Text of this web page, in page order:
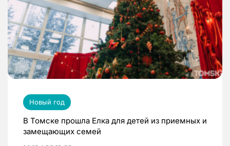
Новый год
В Томске прошла Елка для детей из приемных и
замещающих семей